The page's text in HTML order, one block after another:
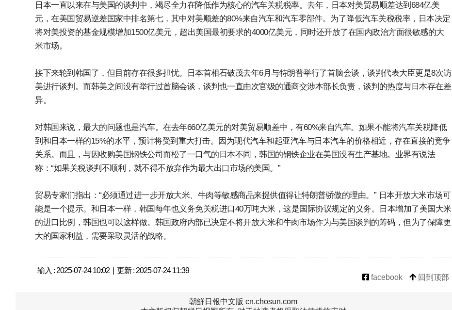
日本一直以来在与美国的谈判中，竭尽全力在降低作为核心的汽车关税税率。去年，日本对美贸易顺差达到684亿美
元，在美国贸易逆差国家中排名第七，其中对美顺差的80%来自汽车和汽车零部件。为了降低汽车关税税率，日本决定
将对美投资的基金规模增加1500亿美元，超出美国最初要求的4000亿美元，同时还开放了在国内政治方面很敏感的大
米市场。
接下来轮到韩国了，但目前存在很多担忧。日本首相石破茂去年6月与特朗普举行了首脑会谈，谈判代表大臣更是8次访
美进行谈判。而韩美之间没有举行过首脑会谈，谈判也一直由次官级的通商交涉本部长负责，谈判的热度与日本存在差
异。
对韩国来说，最大的问题也是汽车。在去年660亿美元的对美贸易顺差中，有60%来自汽车。如果不能将汽车关税降低
到和日本一样的15%的水平，预计将受到重大打击。因为现代汽车和起亚汽车与日本汽车的价格相近，存在直接的竞争
关系。而且，与因收购美国钢铁公司而松了一口气的日本不同，韩国的钢铁企业在美国没有生产基地。业界有说法
称：“如果关税谈判不顺利，就不得不放弃作为最大出口市场的美国。”
贸易专家们指出：“必须通过进一步开放大米、牛肉等敏感商品来提供值得让特朗普骄傲的理由。” 日本开放大米市场可
能是一个提示。和日本一样，韩国每年也义务免关税进口40万吨大米，这是国际协议规定的义务。日本增加了美国大米
的进口比例，韩国也可以这样做。韩国政府内部已决定不将开放大米和牛肉市场作为与美国谈判的筹码，但为了保障更
大的国家利益，需要采取灵活的战略。
输入 : 2025-07-24 10:02 | 更新 : 2025-07-24 11:39
facebook
回到顶部
朝鮮日報中文版 cn.chosun.com